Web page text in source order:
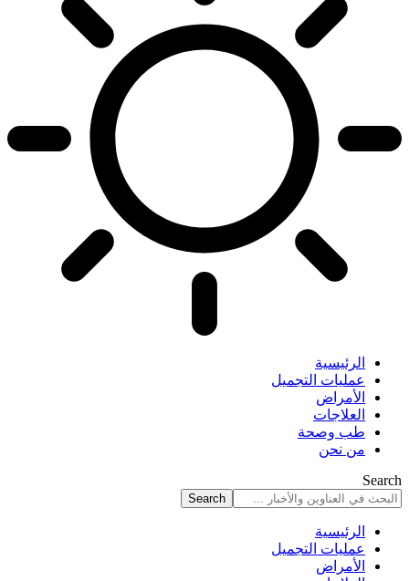
الرئيسية
عمليات التجميل
الأمراض
العلاجات
طب وصحة
من نحن
Search
الرئيسية
عمليات التجميل
الأمراض